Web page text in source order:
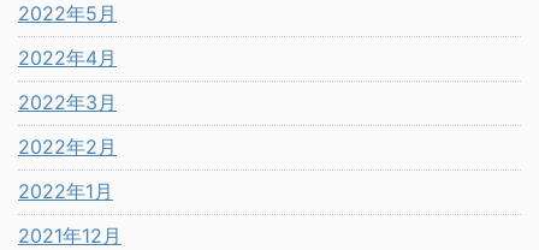
2022年5月
2022年4月
2022年3月
2022年2月
2022年1月
2021年12月